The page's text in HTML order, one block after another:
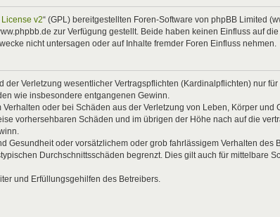
v2“ (GPL) bereitgestellten Foren-Software von phpBB Limited
zur Verfügung gestellt. Beide haben keinen Einfluss auf
nicht untersagen oder auf Inhalte fremder Foren Einfluss nehmen.
Verletzung wesentlicher Vertragspflichten (Kardinalpflichten) nur
wie insbesondere entgangenen Gewinn.
oder bei Schäden aus der Verletzung von Leben, Körper und
vorhersehbaren Schäden und im übrigen der Höhe nach auf die
oder vorsätzlichem oder grob fahrlässigem Verhalten des
Durchschnittsschäden begrenzt. Dies gilt auch für mittelbare
und Erfüllungsgehilfen des Betreibers.